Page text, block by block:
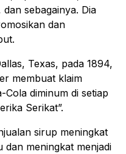
sebagainya. Dia
dan
Texas, pada 1894,
membuat klaim
diminum di setiap
Serikat”.
sirup meningkat
dan meningkat menjadi